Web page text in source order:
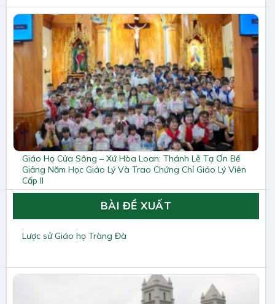
Giáo Họ Cửa Sông – Xứ Hòa Loan: Thánh Lễ Tạ Ơn Bế
Giảng Năm Học Giáo Lý Và Trao Chứng Chỉ Giáo Lý Viên
Cấp II
BÀI ĐỀ XUẤT
Lược sử Giáo họ Tràng Đà